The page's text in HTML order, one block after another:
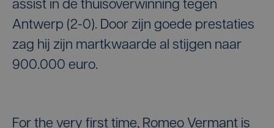
assist in de thuisoverwinning tegen
Antwerp (2-0). Door zijn goede prestaties
zag hij zijn martkwaarde al stijgen naar
900.000 euro.
For the very first time, Romeo Vermant is